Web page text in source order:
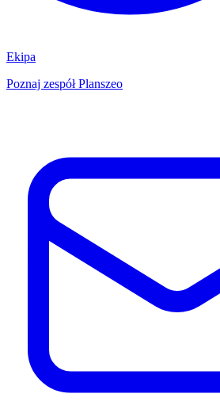
Ekipa
Poznaj zespół Planszeo